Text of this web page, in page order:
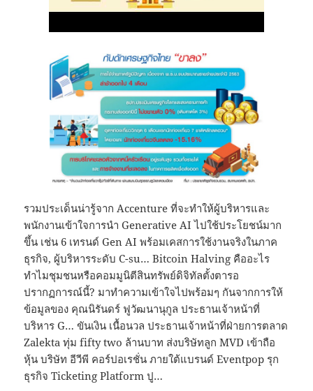
รวมประเด็นน่ารู้จาก Accenture ที่จะทำให้ผู้บริหารและ
พนักงานเข้าใจการนำ Generative AI ไปใช้ประโยชน์มาก
ขึ้น เช่น 6 เทรนด์ Gen AI พร้อมเคสการใช้งานจริงในภาค
ธุรกิจ, ผู้บริหารระดับ C-su… Bitcoin Halving คืออะไร
ทำไมชุมชนหรือคอมมูนิตีสินทรัพย์ดิจิทัลตั้งตารอ
ปรากฏการณ์นี้? มาทำความเข้าใจไปพร้อมๆ กันจากการให้
ข้อมูลของ คุณนิรันดร์ ฟูวัฒนานุกูล ประธานเจ้าหน้าที่
บริหาร G… ขันเงิน เนื้อนวล ประธานเจ้าหน้าที่ฝ่ายการตลาด
Zalekta ทุ่ม fifty two ล้านบาท ส่งบริษัทลูก MVD เข้าถือ
หุ้น บริษัท อีวีพี คอร์ปอเรชั่น ภายใต้แบรนด์ Eventpop รุก
ธุรกิจ Ticketing Platform ปู…